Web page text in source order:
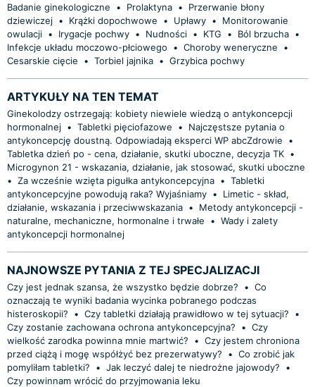
Badanie ginekologiczne
• Prolaktyna •
Przerwanie błony
dziewiczej • Krążki dopochwowe • Upławy •
Monitorowanie
owulacji • Irygacje pochwy • Nudności • KTG • Ból brzucha •
Infekcje układu moczowo-płciowego
• Choroby weneryczne
•
Cesarskie cięcie
• Torbiel jajnika • Grzybica pochwy
ARTYKUŁY NA TEN TEMAT
Ginekolodzy ostrzegają: kobiety niewiele wiedzą o antykoncepcji
hormonalnej • Tabletki pięciofazowe •
Najczęstsze pytania o
antykoncepcję doustną. Odpowiadają eksperci WP abcZdrowie
•
Tabletka dzień po - cena, działanie, skutki uboczne, decyzja TK •
Microgynon 21 - wskazania, działanie, jak stosować, skutki uboczne
• Za wcześnie wzięta pigułka antykoncepcyjna • Tabletki
antykoncepcyjne powodują raka? Wyjaśniamy •
Limetic - skład,
działanie, wskazania i przeciwwskazania •
Metody antykoncepcji -
naturalne, mechaniczne, hormonalne i trwałe
• Wady i zalety
antykoncepcji hormonalnej
NAJNOWSZE PYTANIA Z TEJ SPECJALIZACJI
Czy jest jednak szansa, że wszystko będzie dobrze? • Co
oznaczają te wyniki badania wycinka pobranego podczas
histeroskopii?
• Czy tabletki działają prawidłowo w tej sytuacji?
•
Czy zostanie zachowana ochrona antykoncepcyjna?
• Czy
wielkość zarodka powinna mnie martwić?
• Czy jestem chroniona
przed ciążą i mogę współżyć bez prezerwatywy?
• Co zrobić jak
pomyliłam tabletki?
• Jak leczyć dalej te niedrożne jajowody?
•
Czy powinnam wrócić do przyjmowania leku